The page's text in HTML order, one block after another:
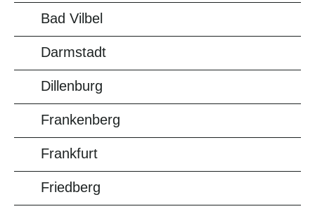
Bad Vilbel
Darmstadt
Dillenburg
Frankenberg
Frankfurt
Friedberg